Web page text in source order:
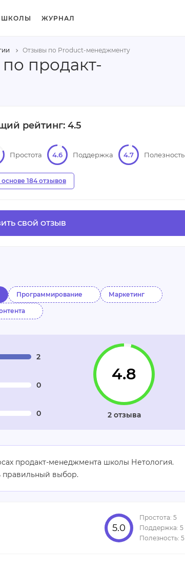
ШКОЛЫ ЖУРНАЛ
Отзывы по Product-менеджменту
продакт-
продакт-менеджмента школы Нетология.
правильный выбор.
5.0
рейтинг: 4.5
Простота 4.6 Поддержка 4.7 Полезность
основе 184 отзывов
СВОЙ ОТЗЫВ
Программирование Маркетинг
2
0
0
4.8
2 отзыва